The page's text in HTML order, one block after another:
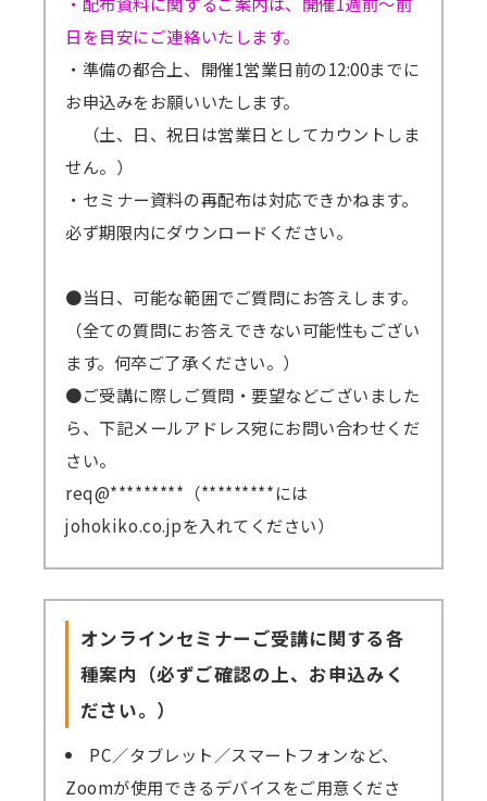
日を目安にご連絡いたします。
・準備の都合上、開催1営業日前の12:00までに
お申込みをお願いいたします。
（土、日、祝日は営業日としてカウントしま
せん。）
・セミナー資料の再配布は対応できかねます。
必ず期限内にダウンロードください。
●当日、可能な範囲でご質問にお答えします。
（全ての質問にお答えできない可能性もござい
ます。何卒ご了承ください。）
●ご受講に際しご質問・要望などございました
ら、下記メールアドレス宛にお問い合わせくだ
さい。
req@*********（*********には
johokiko.co.jpを入れてください）
オンラインセミナーご受講に関する各
種案内（必ずご確認の上、お申込みく
ださい。）
PC／タブレット／スマートフォンなど、
Zoomが使用できるデバイスをご用意くださ